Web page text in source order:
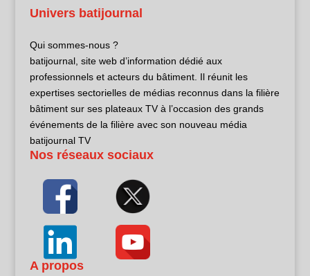
Univers batijournal
Qui sommes-nous ?
batijournal, site web d’information dédié aux
professionnels et acteurs du bâtiment. Il réunit les
expertises sectorielles de médias reconnus dans la filière
bâtiment sur ses plateaux TV à l’occasion des grands
événements de la filière avec son nouveau média
batijournal TV
Nos réseaux sociaux
A propos